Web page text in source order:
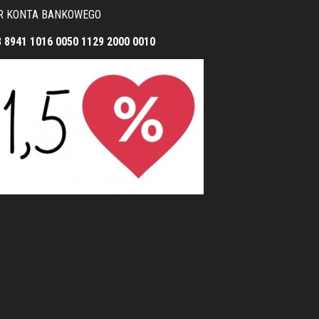
KONTA BANKOWEGO
8941 1016 0050 1129 2000 0010